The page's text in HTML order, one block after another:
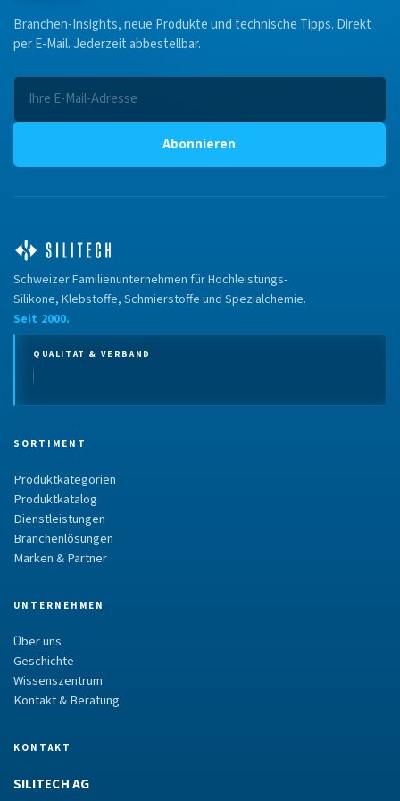
Branchen-Insights, neue Produkte und technische Tipps. Direkt
per E-Mail. Jederzeit abbestellbar.
Abonnieren
Schweizer Familienunternehmen für Hochleistungs-
Silikone, Klebstoffe, Schmierstoffe und Spezialchemie.
Seit 2000.
QUALITÄT & VERBAND
SORTIMENT
Produktkategorien
Produktkatalog
Dienstleistungen
Branchenlösungen
Marken & Partner
UNTERNEHMEN
Über uns
Geschichte
Wissenszentrum
Kontakt & Beratung
KONTAKT
SILITECH AG